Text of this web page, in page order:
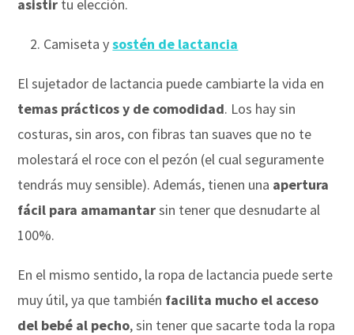
asistir tu elección.
2. Camiseta ysostén de lactancia
El sujetador de lactancia puede cambiarte la vida en
temas prácticos y de comodidad. Los hay sin
costuras, sin aros, con fibras tan suaves que no te
molestará el roce con el pezón (el cual seguramente
tendrás muy sensible). Además, tienen una apertura
fácil para amamantarsin tener que desnudarte al
100%.
En el mismo sentido, la ropa de lactancia puede serte
muy útil, ya que también facilita mucho el acceso
del bebé al pecho, sin tener que sacarte toda la ropa